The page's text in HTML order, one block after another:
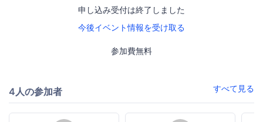
申し込み受付は終了しました
今後イベント情報を受け取る
参加費無料
4人の参加者 すべて見る